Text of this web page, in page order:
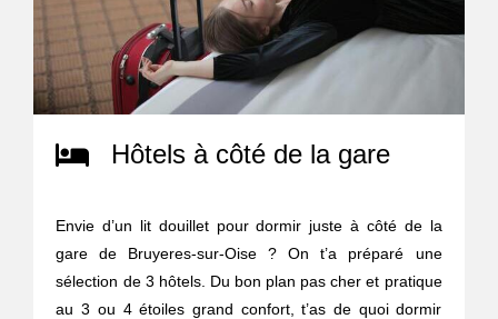
Hôtels à côté de la gare
Envie d’un lit douillet pour dormir juste à côté de la
gare de Bruyeres-sur-Oise ? On t’a préparé une
sélection de 3 hôtels. Du bon plan pas cher et pratique
au 3 ou 4 étoiles grand confort, t’as de quoi dormir